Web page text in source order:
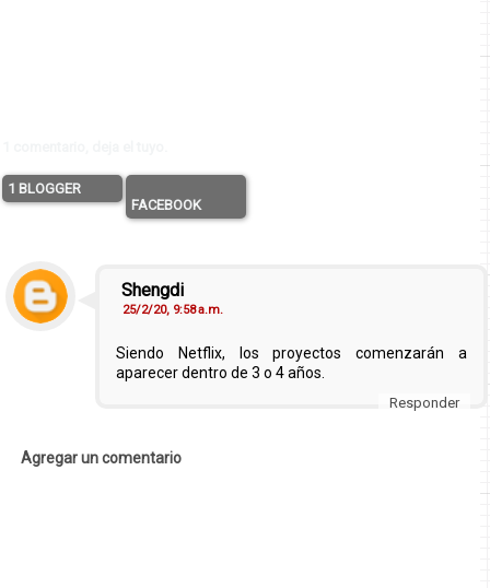
1 BLOGGER
FACEBOOK
Shengdi
25/2/20, 9:58 a.m.
Siendo Netflix, los proyectos comenzarán a
aparecer dentro de 3 o 4 años.
Responder
Agregar un comentario